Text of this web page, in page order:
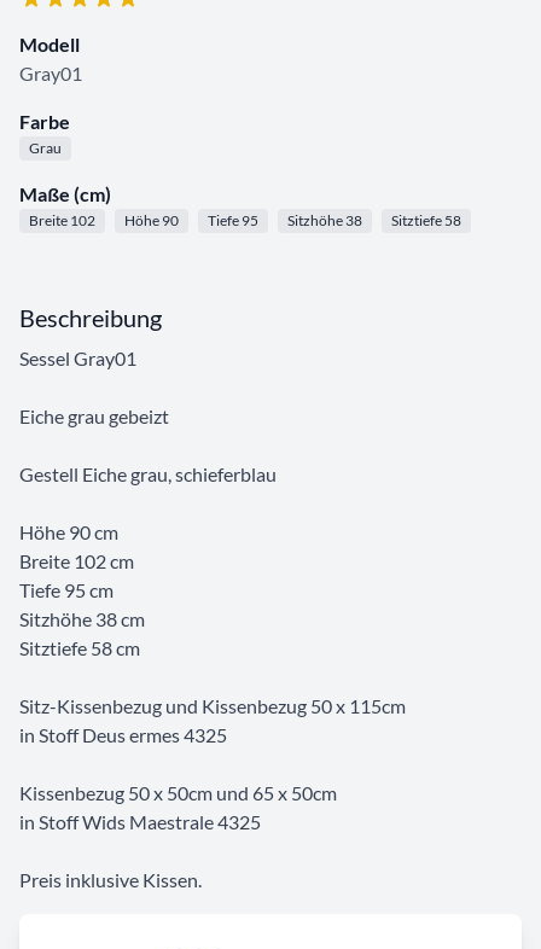
Modell
Gray01
Farbe
Grau
Maße (cm)
Breite 102 Höhe 90 Tiefe 95 Sitzhöhe 38 Sitztiefe 58
Beschreibung
Sessel Gray01
Eiche grau gebeizt
Gestell Eiche grau, schieferblau
Höhe 90 cm
Breite 102 cm
Tiefe 95 cm
Sitzhöhe 38 cm
Sitztiefe 58 cm
Sitz-Kissenbezug und Kissenbezug 50 x 115cm
in Stoff Deus ermes 4325
Kissenbezug 50 x 50cm und 65 x 50cm
in Stoff Wids Maestrale 4325
Preis inklusive Kissen.